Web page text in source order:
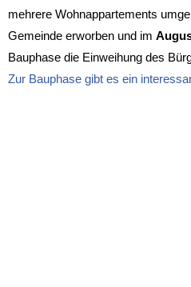
mehrere Wohnappartements
Gemeinde erworben und im
Bauphase die Einweihung des
Zur Bauphase gibt es ein